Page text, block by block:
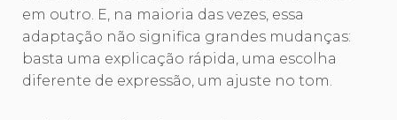
em outro. E, na maioria das vezes, essa
adaptação não significa grandes mudanças:
basta uma explicação rápida, uma escolha
diferente de expressão, um ajuste no tom.